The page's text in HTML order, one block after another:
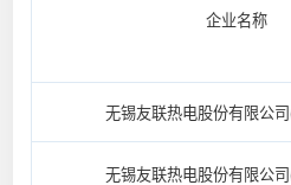
企业名称
无锡友联热电股份有限公
无锡友联热电股份有限公